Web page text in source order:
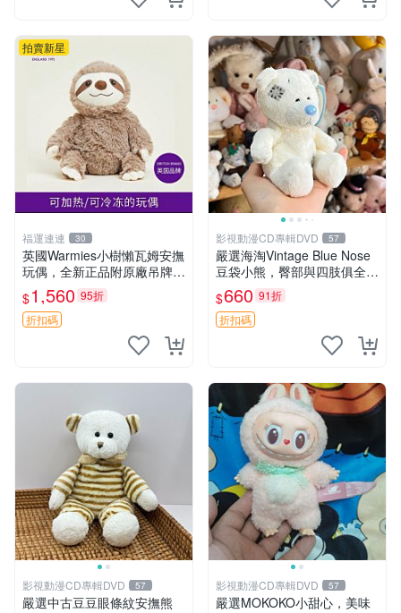
拍賣新星
福運連連 30
英國Warmies小樹懶瓦姆安撫
玩偶，全新正品附原廠吊牌與
防塵袋，內藏薰衣草可加熱，
適合各個年齡層，冷暖兩用享
受抱抱樂趣，不容錯過嚴選好
$1,560 95折
折扣碼
影視動漫CD專輯DVD 57
嚴選海淘Vintage Blue Nose
豆袋小熊，臀部與四肢俱全，
坐高11公分，附原盒與吊牌
收藏。藍鼻子小熊，值得擁有
玩具 憶熊
$660 91折
折扣碼
影視動漫CD專輯DVD 57
嚴選中古豆豆眼條紋安撫熊
影視動漫CD專輯DVD 57
嚴選MOKOKO小甜心，美味